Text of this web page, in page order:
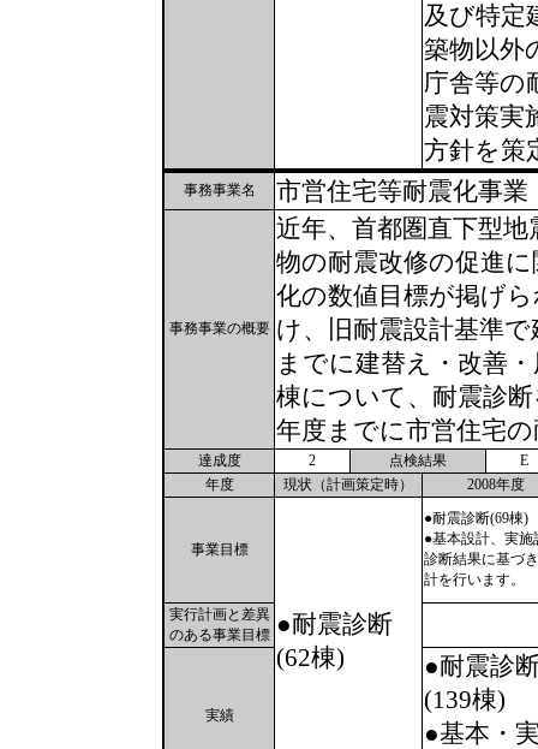
及び特定
築物以外
庁舎等の
震対策実
方針を策
事務事業名 市営住宅等耐震化事業
事務事業の概要
近年、首都圏直下型
物の耐震改修の促進
化の数値目標が掲げ
け、旧耐震設計基準
までに建替え・改善
棟について、耐震診
年度までに市営住宅
達成度 2 点検結果
E
年度
現状（計画策定時） 2008年度
事業目標
●耐震診断
(62棟)
●耐震診断(69棟)
●基本設計、実施
診断結果に基づ
計を行います。
実行計画と差異
のある事業目標
実績
●耐震診
(139棟)
●基本・